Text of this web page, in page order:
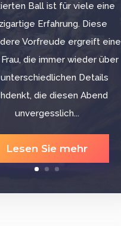
Ball ist für viele eine
Erfahrung. Diese
Vorfreude ergreift eine
die immer wieder über
Details
die diesen Abend
unvergesslich...
Lesen Sie mehr